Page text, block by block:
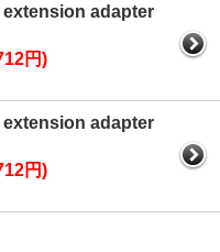
extension adapter
円)
extension adapter
円)